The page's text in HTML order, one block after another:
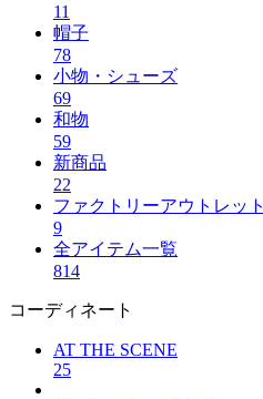
11
帽子
78
小物・シューズ
69
和物
59
新商品
22
ファクトリーアウトレット
9
全アイテム一覧
814
コーディネート
AT THE SCENE
25